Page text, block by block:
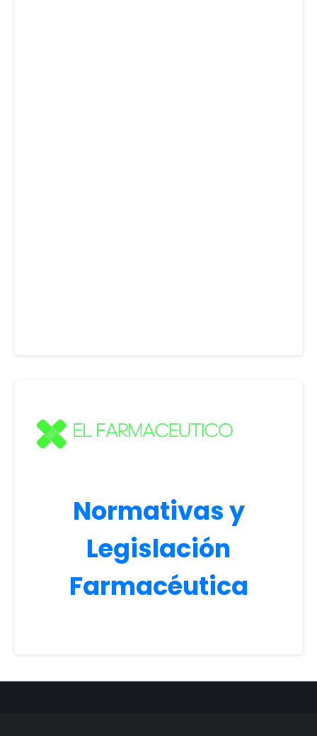
Normativas y
Legislación
Farmacéutica